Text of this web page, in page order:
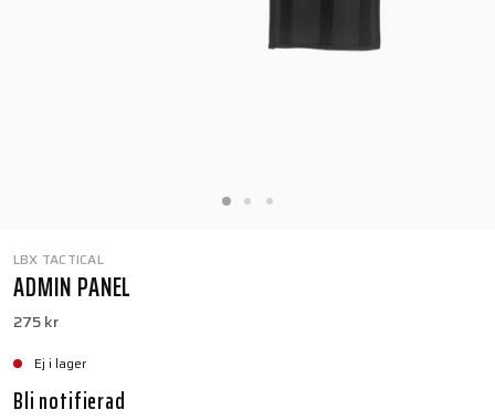
LBX TACTICAL
ADMIN PANEL
275 kr
Ej i lager
Bli notifierad